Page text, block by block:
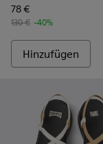
78 €
130 € -40%
Hinzufügen